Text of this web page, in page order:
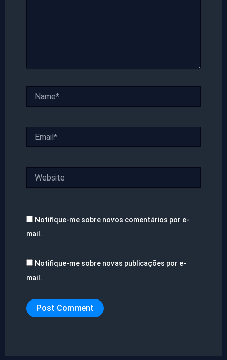
Notifique-me sobre novos comentários por e-
mail.
Notifique-me sobre novas publicações por e-
mail.